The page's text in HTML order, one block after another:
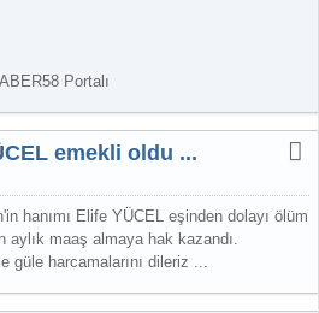
Portalı
emekli oldu ...
hanımı Elife YÜCEL eşinden dolayı ölüm
aylık maaş almaya hak kazandı.
güle harcamalarını dileriz ...